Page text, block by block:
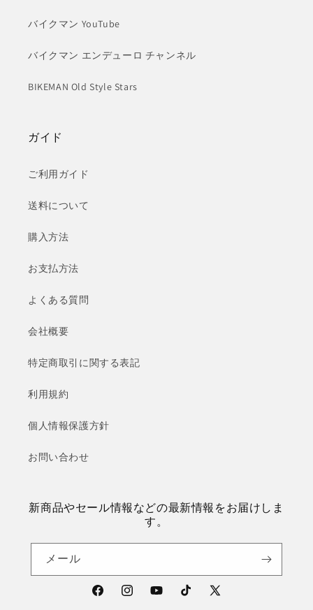
バイクマン YouTube
バイクマン エンデューロ チャンネル
BIKEMAN Old Style Stars
ガイド
ご利用ガイド
送料について
購入方法
お支払方法
よくある質問
会社概要
特定商取引に関する表記
利用規約
個人情報保護方針
お問い合わせ
新商品やセール情報などの最新情報をお届けしま
す。
メール
FacebookInstagramYouTubeTikTok
X